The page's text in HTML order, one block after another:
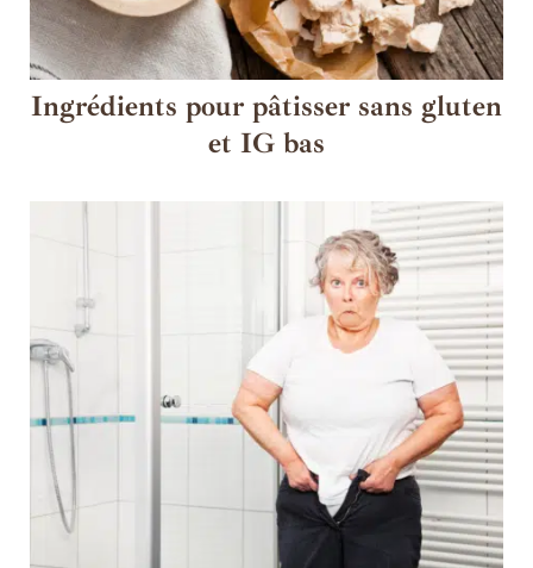
Ingrédients pour pâtisser sans gluten
et IG bas